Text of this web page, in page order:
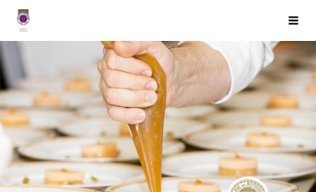
Siirry
sivun
sisältöön
Chaîne des Rôtisseurs Finlande ry